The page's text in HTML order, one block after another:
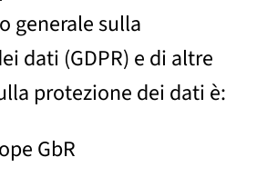
generale sulla
dati (GDPR) e di altre
protezione dei dati è:
GbR